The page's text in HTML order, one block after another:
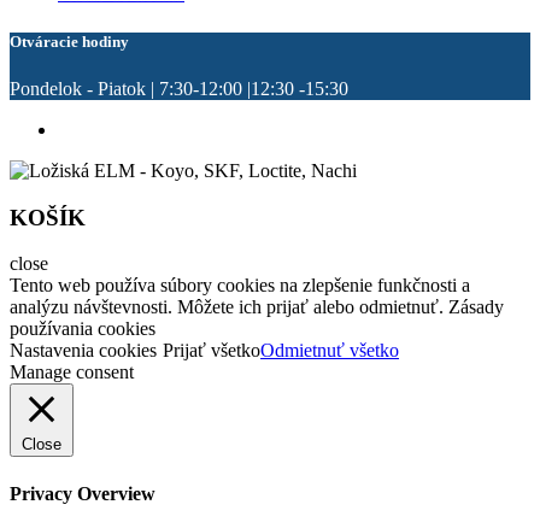
Otváracie hodiny
Pondelok - Piatok | 7:30-12:00 |12:30 -15:30
KOŠÍK
close
Tento web používa súbory cookies na zlepšenie funkčnosti a
analýzu návštevnosti. Môžete ich prijať alebo odmietnuť. Zásady
používania cookies
Nastavenia cookies Prijať všetkoOdmietnuť všetko
Manage consent
Close
Privacy Overview